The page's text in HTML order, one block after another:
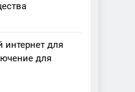
для
для